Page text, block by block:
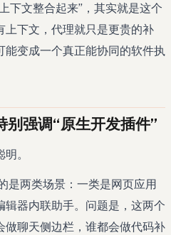
下文整合起来”，其实就是这个
上下文，代理就只是更贵的补
能变成一个真正能协同的软件执
强调“原生开发插件”
。
是两类场景：一类是网页应用
器内联助手。问题是，这两个
做聊天侧边栏，谁都会做代码补